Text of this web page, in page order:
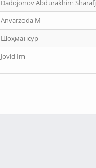
Dadojonov Abdurakhim
Anvarzoda M
Шоҳмансур
Jovid Im